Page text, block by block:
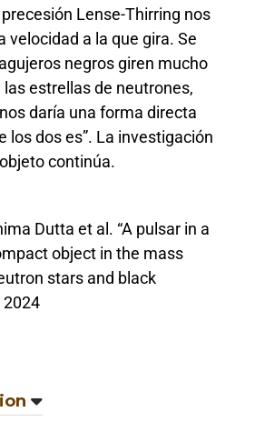
Lense-Thirring nos
velocidad a la que gira. Se
negros giren mucho
estrellas de neutrones,
daría una forma directa
los dos es”. La investigación
continúa.
Dutta et al. “A pulsar in a
object in the mass
stars and black
2024